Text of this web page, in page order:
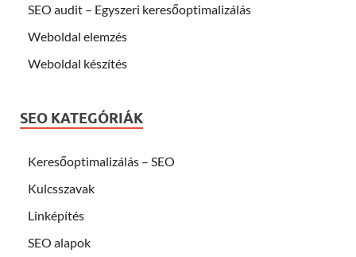
SEO audit – Egyszeri keresőoptimalizálás
Weboldal elemzés
Weboldal készítés
SEO KATEGÓRIÁK
Keresőoptimalizálás – SEO
Kulcsszavak
Linképítés
SEO alapok